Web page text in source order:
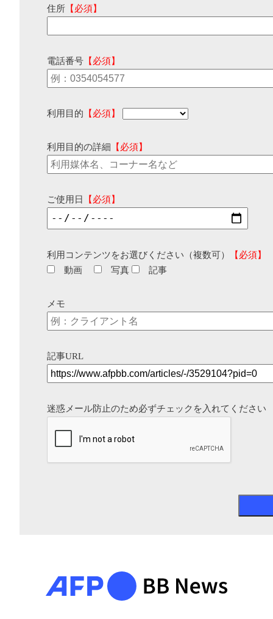
住所 【必須】
電話番号 【必須】
利用目的 【必須】
利用目的の詳細 【必須】
ご使用日 【必須】
利用コンテンツをお選びください（複数可）
【必須】
動画
写真 記事
メモ
記事URL
迷惑メール防止のため必ずチェックを入れてください